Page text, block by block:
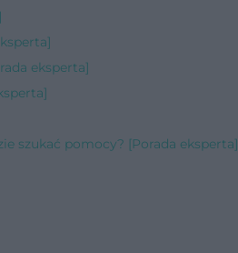
eksperta]
szukać pomocy? [Porada eksperta]